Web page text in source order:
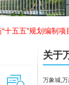
十五五”规划编制
字科技有限责任
关于
万象城,